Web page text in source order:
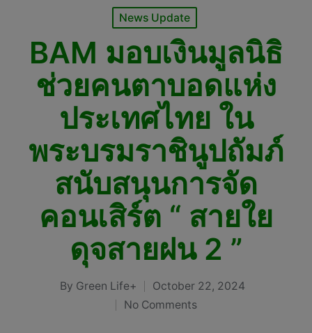
Posted
News Update
BAM มอบเงินมูลนิธิ
ช่วยคนตาบอดแห่ง
ประเทศไทย ใน
พระบรมราชินูปถัมภ์
สนับสนุนการจัด
คอนเสิร์ต “ สายใย
ดุจสายฝน 2 ”
Posted
By Green Life+
October 22, 2024
No Comments